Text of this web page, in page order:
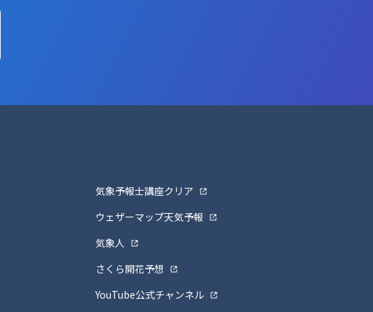
気象予報士講座クリア
ウェザーマップ天気予報
気象人
さくら開花予想
YouTube公式チャンネル